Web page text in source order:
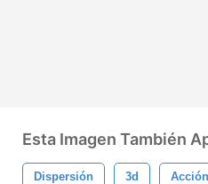
Esta Imagen También
Dispersión 3d Acción